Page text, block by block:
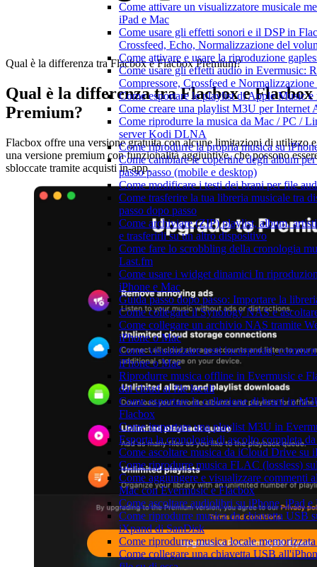
Come attivare un visualizzatore musicale
iPad e Mac
Come usare gli effetti sonori e il DSP in
Crossfeed, Echo, Normalizzazione del
Come attivare e usare la riproduzione
Come usare gli effetti audio in Evermusic:
Compressore, Crossfeed e
Come esportare le playlist di Apple Music
Come creare una playlist M3U per
Come riprodurre la musica da Mac / PC /
server Kodi DLNA
Come riprodurre la propria musica su
Come cambiare le copertine degli album
passo passo (mobile e desktop)
Come modificare i testi dei brani per file
Come trasferire la tua libreria musicale tra
passo dopo passo
Come archiviare (ZIP) playlist, album,
e trasferirli su un altro dispositivo
Come fare lo scrobbling della cronologia
Last.fm
Come usare i widget dinamici In
iPhone e Mac
Guida passo dopo passo: Importare la
Come collegare il Synology NAS e
Come collegare un archivio NAS tramite
iPhone o Mac
Come visualizzare testi incorporati,
iPhone o Mac
Riprodurre musica offline in Evermusic e
dal cloud ai file locali
Come esportare la collezione di brani in
Flacbox
Come importare una playlist M3U in
Esporta la cronologia di ascolto completa
Come ascoltare musica da iCloud Drive su
Come riprodurre musica FLAC (lossless)
Come aggiungere e visualizzare commenti
Mac con Evermusic e Flacbox
Come ascoltare audiolibri su iPhone, iPad
Come riprodurre musica da chiavetta USB
iXpand di SanDisk
Come riprodurre musica locale
Come collegare una chiavetta USB
Qual è la differenza tra Flacbox e Flacbox Premium?
Qual è la differenza tra Flacbox e Flacbox
Premium?
Flacbox offre una versione gratuita con alcune limitazioni di utilizzo e
una versione premium con funzionalità aggiuntive, che possono
sbloccate tramite acquisti in-app.